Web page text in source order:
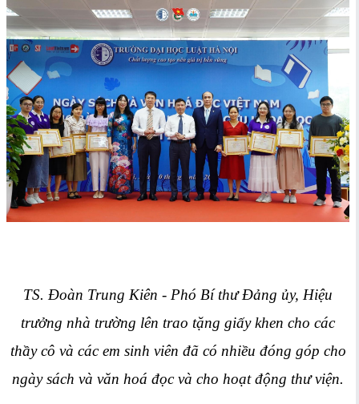
TS. Đoàn Trung Kiên - Phó Bí thư Đảng ủy, Hiệu
trưởng nhà trường lên trao tặng giấy khen cho các
thầy cô và các em sinh viên đã có nhiều đóng góp cho
ngày sách và văn hoá đọc và cho hoạt động thư viện.